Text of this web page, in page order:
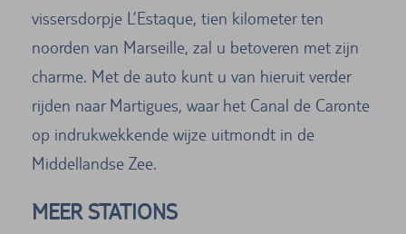
vissersdorpje L’Estaque, tien kilometer ten
noorden van Marseille, zal u betoveren met zijn
charme. Met de auto kunt u van hieruit verder
rijden naar Martigues, waar het Canal de Caronte
op indrukwekkende wijze uitmondt in de
Middellandse Zee.
MEER STATIONS